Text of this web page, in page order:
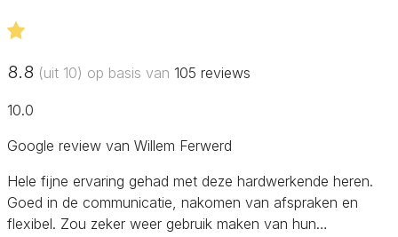
8.8 (uit 10) op basis van 105 reviews
10.0
Google review van Willem Ferwerd
Hele fijne ervaring gehad met deze hardwerkende heren.
Goed in de communicatie, nakomen van afspraken en
flexibel. Zou zeker weer gebruik maken van hun…